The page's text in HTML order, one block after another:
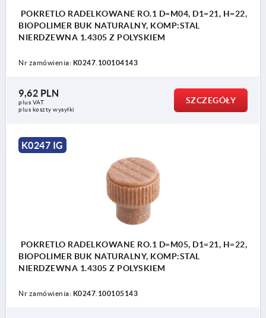
POKRETLO RADELKOWANE RO.1 D=M04, D1=21, H=22,
BIOPOLIMER BUK NATURALNY, KOMP:STAL
NIERDZEWNA 1.4305 Z POLYSKIEM
Nr zamówienia: K0247.100104143
9,62 PLN
plus VAT
plus koszty wysyłki
SZCZEGÓŁY
K0247 IG
POKRETLO RADELKOWANE RO.1 D=M05, D1=21, H=22,
BIOPOLIMER BUK NATURALNY, KOMP:STAL
NIERDZEWNA 1.4305 Z POLYSKIEM
Nr zamówienia: K0247.100105143